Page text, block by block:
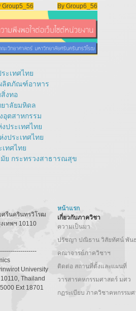
Group5_56 By Group6_56
ะเทศไทย
ลิตภัณฑ์อาหาร
งทอ
าลัยมหิดล
อุตสาหกรรม
ประเทศไทย
ประเทศไทย
ทศไทย
ย กระทรวงสาธารณสุข
รีนครินทรวิโรฒ
เทพฯ 10110
University
Thailand
Ext 18701
หน้าแรก
เกี่ยวกับภาควิชา
ความเป็นมา
ปรัชญา ปณิธาน วิสัยทัศน์ พัน
คณาจารย์ภาควิชาฯ
ติดต่อ สถานที่ตั้งและแผนที่
วารสารคหกรรมศาสตร์ มศว
กฏระเบียบ ภาควิชาคหกรรม